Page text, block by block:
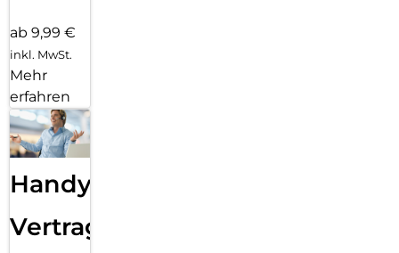
ab 9,99 €
inkl. MwSt.
Mehr
erfahren
Handy
Vertragsabwicklung